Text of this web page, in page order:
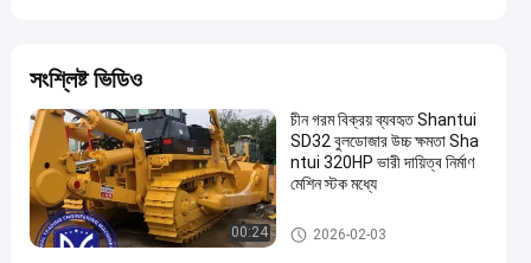
সংশ্লিষ্ট ভিডিও
00:24
চীন গরম বিক্রয় ব্যবহৃত Shantui
SD32 বুলডোজার উচ্চ ক্ষমতা Sha
ntui 320HP ভারী দায়িত্ব নির্মাণ
মেশিন স্টক মধ্যে
ব্যবহৃত এসডি বুলডোজার
2026-02-03